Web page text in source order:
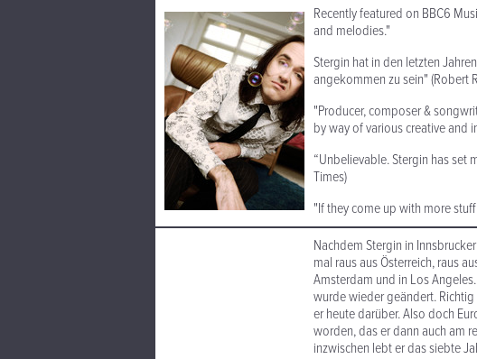
Recently featured on BBC6
and melodies."
Stergin hat in den letzten
angekommen zu sein"(Robert
"Producer, composer &
by way of various creative and
“Unbelievable. Stergin has set
Times)
"If they come up with more
Nachdem Stergin in
mal raus aus Österreich, raus
Amsterdam und in Los
wurde wieder geändert.
er heute darüber. Also doch
worden, das er dann auch am
inzwischen lebt er das siebte